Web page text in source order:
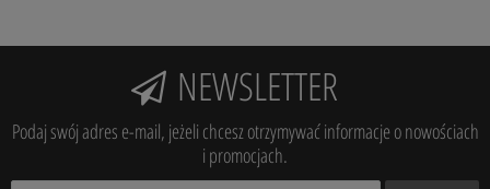
NEWSLETTER
Podaj swój adres e-mail, jeżeli chcesz otrzymywać informacje o nowościach
i promocjach.